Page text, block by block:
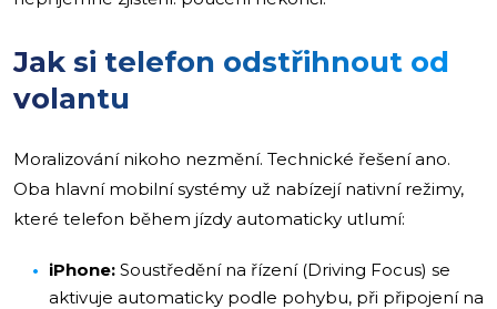
Jak si telefon odstřihnout od
volantu
Moralizování nikoho nezmění. Technické řešení ano.
Oba hlavní mobilní systémy už nabízejí nativní režimy,
které telefon během jízdy automaticky utlumí:
iPhone: Soustředění na řízení (Driving Focus) se
aktivuje automaticky podle pohybu, při připojení na